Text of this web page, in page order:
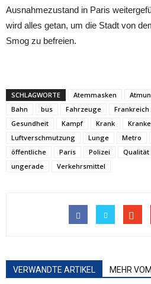
Ausnahmezustand in Paris
wird alles getan, um die Stadt von
Smog zu befreien.
SCHLAGWORTE Atemmasken
Bahn
bus Fahrzeuge Frankreich
Gesundheit
Kampf Krank
Luftverschmutzung
Lunge Metro
öffentliche
Paris Polizei Qualität
ungerade
Verkehrsmittel
VERWANDTE ARTIKEL MEHR